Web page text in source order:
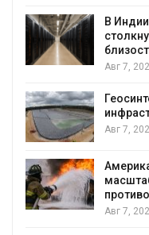
В
Авг 7,
Авг 7,
Авг 7,